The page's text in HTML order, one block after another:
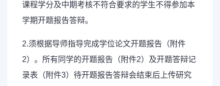
课程学分及中期考核不符合要求的学生不得参加本
学期开题报告答辩。
2.须根据导师指导完成学位论文开题报告（附件
2）。所有同学的开题报告（附件2）及开题答辩记
录表（附件3）待开题报告答辩会结束后上传研究